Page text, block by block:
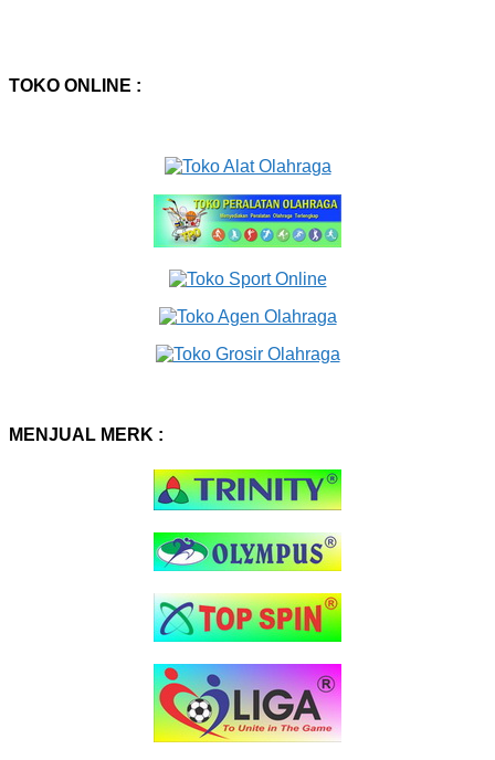
TOKO ONLINE :
MENJUAL MERK :